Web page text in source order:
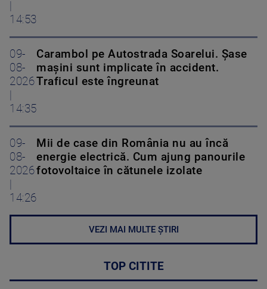
14:53
09-
08-
2026
14:35
Carambol pe Autostrada Soarelui. Șase
mașini sunt implicate în accident.
Traficul este îngreunat
09-
08-
2026
14:26
Mii de case din România nu au încă
energie electrică. Cum ajung panourile
fotovoltaice în cătunele izolate
VEZI MAI MULTE ȘTIRI
TOP CITITE